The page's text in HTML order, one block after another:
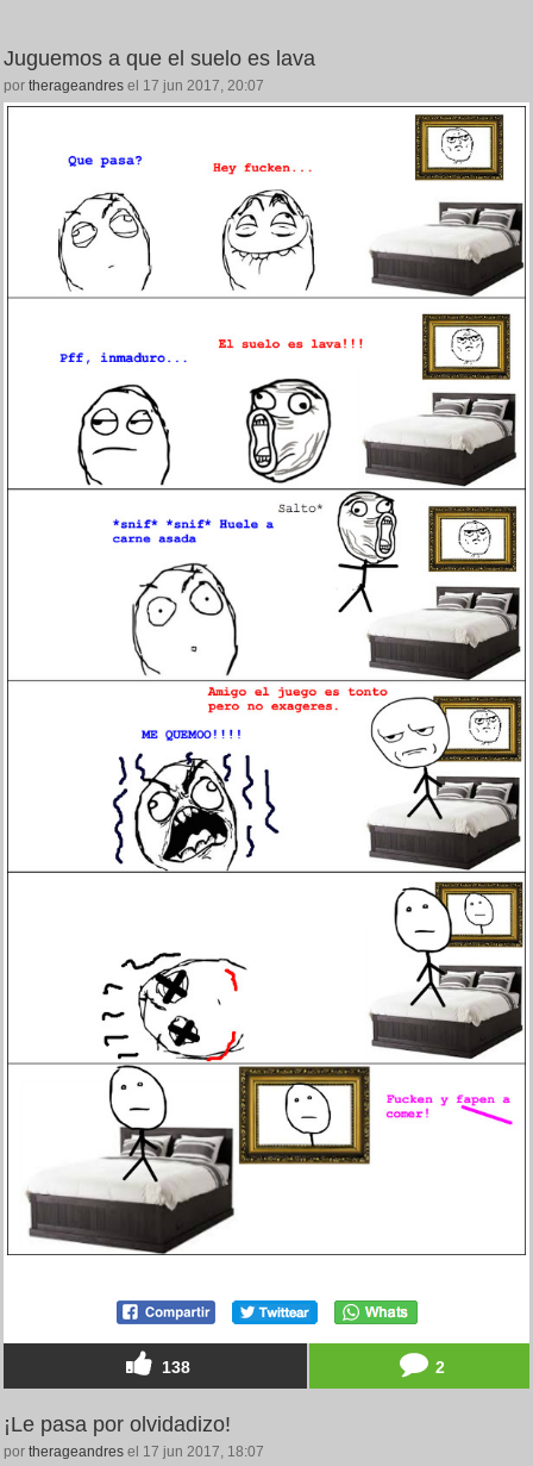
Juguemos a que el suelo es lava
por therageandres el 17 jun 2017, 20:07
138 2
¡Le pasa por olvidadizo!
por therageandres el 17 jun 2017, 18:07